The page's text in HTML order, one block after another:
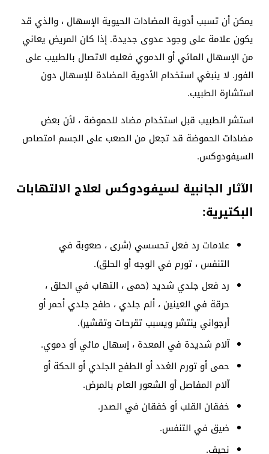
يمكن أن تسبب أدوية المضادات الحيوية الإسهال ، والذي قد
يكون علامة على وجود عدوى جديدة. إذا كان المريض يعاني
من الإسهال المائي أو الدموي فعليه الاتصال بالطبيب على
الفور. لا ينبغي استخدام الأدوية المضادة للإسهال دون
استشارة الطبيب.
استشر الطبيب قبل استخدام مضاد للحموضة ، لأن بعض
مضادات الحموضة قد تجعل من الصعب على الجسم امتصاص
السيفودوكس.
الآثار الجانبية لسيفودوكس لعلاج الالتهابات
البكتيرية:
علامات رد فعل تحسسي (شرى ، صعوبة في
التنفس ، تورم في الوجه أو الحلق).
رد فعل جلدي شديد (حمى ، التهاب في الحلق ،
حرقة في العينين ، ألم جلدي ، طفح جلدي أحمر أو
أرجواني ينتشر ويسبب تقرحات وتقشير).
آلام شديدة في المعدة ، إسهال مائي أو دموي.
حمى أو تورم الغدد أو الطفح الجلدي أو الحكة أو
آلام المفاصل أو الشعور العام بالمرض.
خفقان القلب أو خفقان في الصدر.
ضيق في التنفس.
نحيف.